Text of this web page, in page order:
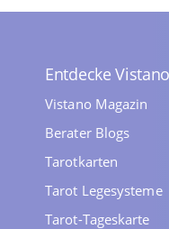
Entdecke Vistano
Vistano Magazin
Berater Blogs
Tarotkarten
Tarot Legesysteme
Tarot-Tageskarte